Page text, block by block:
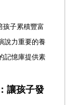
孩子累積豐富
說力重要的養
記憶庫提供素
讓孩子發